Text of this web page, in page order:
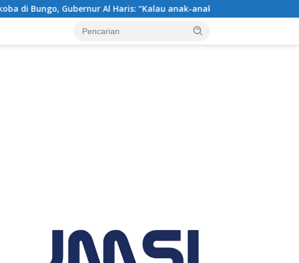
anak-anakku bisa jaga diri, 60% masa depan sudah ada di tangan”